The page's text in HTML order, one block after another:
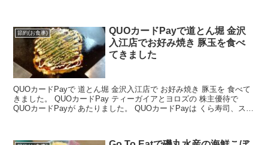
節約(お食事)
QUOカードPayで道とん堀 金沢
入江店でお好み焼き 豚玉を食べ
てきました
QUOカードPayで 道とん堀 金沢入江店で お好み焼き 豚玉を 食べて
きました。 QUOカードPay ティーガイアとヨロズの 株主優待で
QUOカードPayが あたりました。 QUOカードPayは くら寿司、スシ